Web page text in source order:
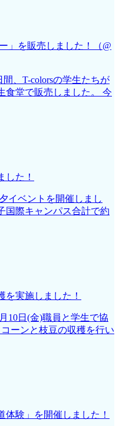
」を販売しました！（@
、T-colorsの学生たちが
食堂で販売しました。 今
した！
イベントを開催しまし
国際キャンパス合計で約
を実施しました！
10日(金)職員と学生で協
ーンと枝豆の収穫を行い
体験」を開催しました！